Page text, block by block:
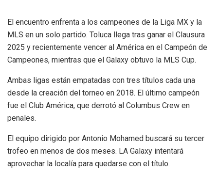
El encuentro enfrenta a los campeones de la Liga MX y la
MLS en un solo partido. Toluca llega tras ganar el Clausura
2025 y recientemente vencer al América en el Campeón de
Campeones, mientras que el Galaxy obtuvo la MLS Cup.
Ambas ligas están empatadas con tres títulos cada una
desde la creación del torneo en 2018. El último campeón
fue el Club América, que derrotó al Columbus Crew en
penales.
El equipo dirigido por Antonio Mohamed buscará su tercer
trofeo en menos de dos meses. LA Galaxy intentará
aprovechar la localía para quedarse con el título.